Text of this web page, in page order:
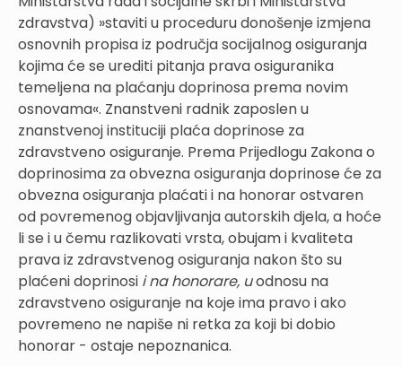
zdravstva) »staviti u proceduru donošenje izmjena
osnovnih propisa iz područja socijalnog osiguranja
kojima će se urediti pitanja prava osiguranika
temeljena na plaćanju doprinosa prema novim
osnovama«. Znanstveni radnik zaposlen u
znanstvenoj instituciji plaća doprinose za
zdravstveno osiguranje. Prema Prijedlogu Zakona o
doprinosima za obvezna osiguranja doprinose će za
obvezna osiguranja plaćati i na honorar ostvaren
od povremenog objavljivanja autorskih djela, a hoće
li se i u čemu razlikovati vrsta, obujam i kvaliteta
prava iz zdravstvenog osiguranja nakon što su
plaćeni doprinosi i na honorare, uodnosu na
zdravstveno osiguranje na koje ima pravo i ako
povremeno ne napiše ni retka za koji bi dobio
honorar - ostaje nepoznanica.